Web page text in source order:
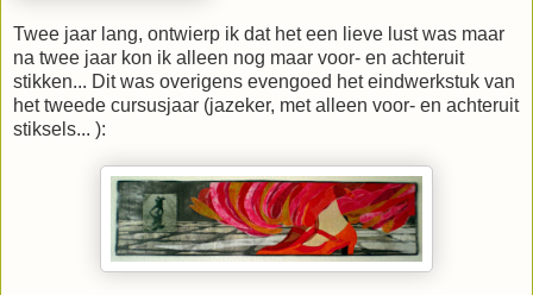
Twee jaar lang, ontwierp ik dat het een lieve lust was maar
na twee jaar kon ik alleen nog maar voor- en achteruit
stikken... Dit was overigens evengoed het eindwerkstuk van
het tweede cursusjaar (jazeker, met alleen voor- en achteruit
stiksels... ):